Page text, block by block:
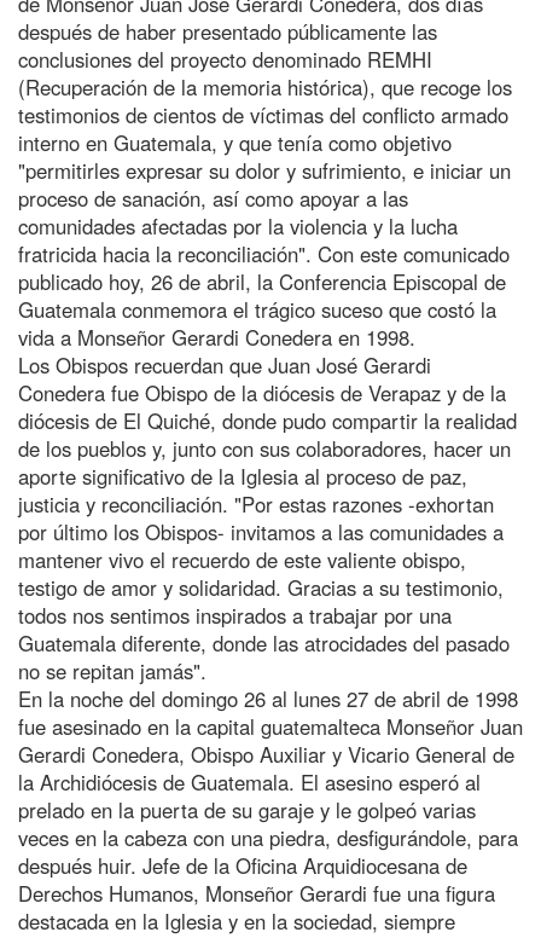
después de haber presentado públicamente las
conclusiones del proyecto denominado REMHI
(Recuperación de la memoria histórica), que recoge los
testimonios de cientos de víctimas del conflicto armado
interno en Guatemala, y que tenía como objetivo
"permitirles expresar su dolor y sufrimiento, e iniciar un
proceso de sanación, así como apoyar a las
comunidades afectadas por la violencia y la lucha
fratricida hacia la reconciliación". Con este comunicado
publicado hoy, 26 de abril, la Conferencia Episcopal de
Guatemala conmemora el trágico suceso que costó la
vida a Monseñor Gerardi Conedera en 1998.
Los Obispos recuerdan que Juan José Gerardi
Conedera fue Obispo de la diócesis de Verapaz y de la
diócesis de El Quiché, donde pudo compartir la realidad
de los pueblos y, junto con sus colaboradores, hacer un
aporte significativo de la Iglesia al proceso de paz,
justicia y reconciliación. "Por estas razones -exhortan
por último los Obispos- invitamos a las comunidades a
mantener vivo el recuerdo de este valiente obispo,
testigo de amor y solidaridad. Gracias a su testimonio,
todos nos sentimos inspirados a trabajar por una
Guatemala diferente, donde las atrocidades del pasado
no se repitan jamás".
En la noche del domingo 26 al lunes 27 de abril de 1998
fue asesinado en la capital guatemalteca Monseñor Juan
Gerardi Conedera, Obispo Auxiliar y Vicario General de
la Archidiócesis de Guatemala. El asesino esperó al
prelado en la puerta de su garaje y le golpeó varias
veces en la cabeza con una piedra, desfigurándole, para
después huir. Jefe de la Oficina Arquidiocesana de
Derechos Humanos, Monseñor Gerardi fue una figura
destacada en la Iglesia y en la sociedad, siempre